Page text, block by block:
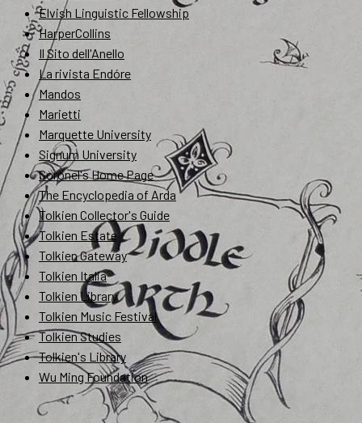
Elvish Linguistic Fellowship
HarperCollins
Il Sito dell'Anello
La rivista Endóre
Mandos
Marietti
Marquette University
Signum University
Soronel's Home Page
The Encyclopedia of Arda
Tolkien Collector's Guide
Tolkien Estate
Tolkien Gateway
Tolkien Italia
Tolkien Library
Tolkien Music Festival
Tolkien Studies
Tolkien's Library
Wu Ming Foundation